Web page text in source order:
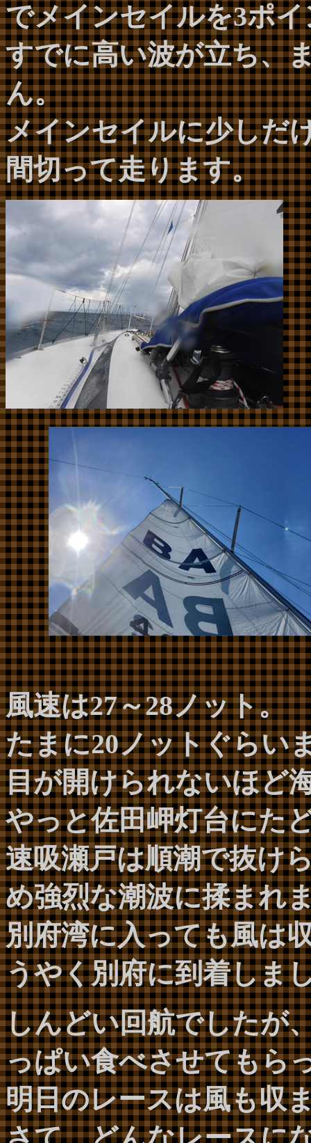
でメインセイルを3ポ
すでに高い波が立ち、
ん。
メインセイルに少しだ
間切って走ります。
風速は27～28ノット。
たまに20ノットぐらい
目が開けられないほど
やっと佐田岬灯台にた
速吸瀬戸は順潮で抜け
め強烈な潮波に揉まれ
別府湾に入っても風は
うやく別府に到着しま
しんどい回航でしたが
っぱい食べさせてもら
明日のレースは風も収